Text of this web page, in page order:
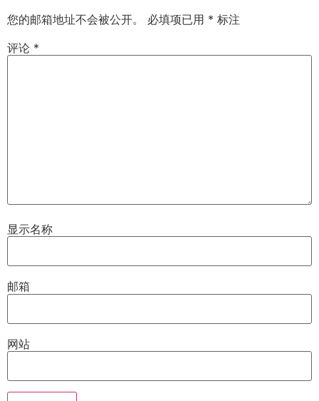
您的邮箱地址不会被公开。 必填项已用 * 标注
评论 *
显示名称
邮箱
网站